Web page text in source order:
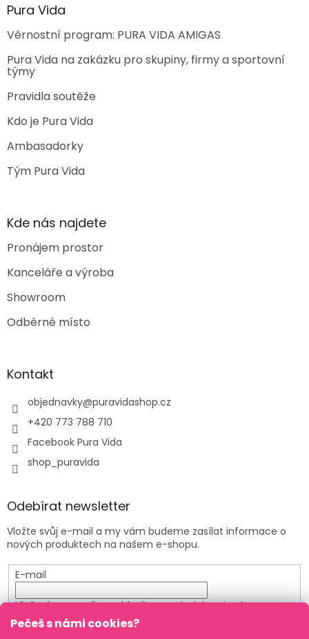
Pečeš s námi cookies?
Pura Vida
Věrnostní program: PURA VIDA AMIGAS
Pura Vida na zakázku pro skupiny, firmy a sportovní
týmy
Pravidla soutěže
Kdo je Pura Vida
Ambasadorky
Tým Pura Vida
Kde nás najdete
Pronájem prostor
Kanceláře a výroba
Showroom
Odběrné místo
Kontakt
objednavky@puravidashop.cz
+420 773 788 710
Facebook Pura Vida
shop_puravida
Odebírat newsletter
Vložte svůj e-mail a my vám budeme zasílat informace o
nových produktech na našem e-shopu.
E-mail
Vložením e-mailu souhlasíte spodmínkami ochrany
osobních údajů